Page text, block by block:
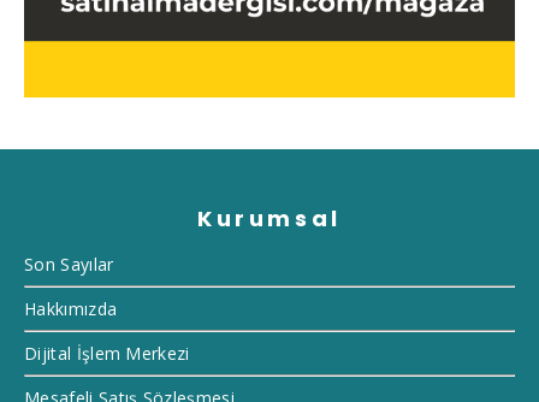
Kurumsal
Son Sayılar
Hakkımızda
Dijital İşlem Merkezi